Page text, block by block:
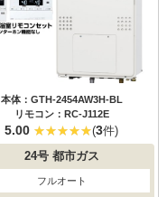
本体：GTH-2454AW3H-BL
リモコン：RC-J112E
5.00 (3件)
24号都市ガス
フルオート